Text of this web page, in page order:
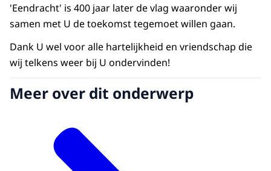
'Eendracht' is 400 jaar later de vlag waaronder wij
samen met U de toekomst tegemoet willen gaan.
Dank U wel voor alle hartelijkheid en vriendschap die
wij telkens weer bij U ondervinden!
Meer over dit onderwerp